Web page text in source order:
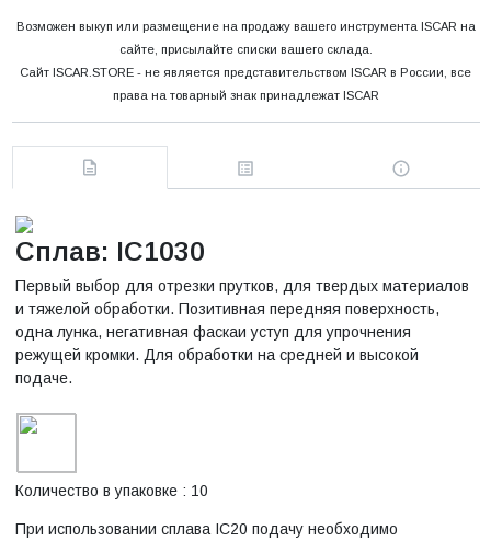
Возможен выкуп или размещение на продажу вашего инструмента ISCAR на
сайте, присылайте списки вашего склада.
Сайт ISCAR.STORE - не является представительством ISCAR в России, все
права на товарный знак принадлежат ISCAR
Сплав: IC1030
Первый выбор для отрезки прутков, для твердых материалов
и тяжелой обработки. Позитивная передняя поверхность,
одна лунка, негативная фаскаи уступ для упрочнения
режущей кромки. Для обработки на средней и высокой
подаче.
Количество в упаковке : 10
При использовании сплава IC20 подачу необходимо